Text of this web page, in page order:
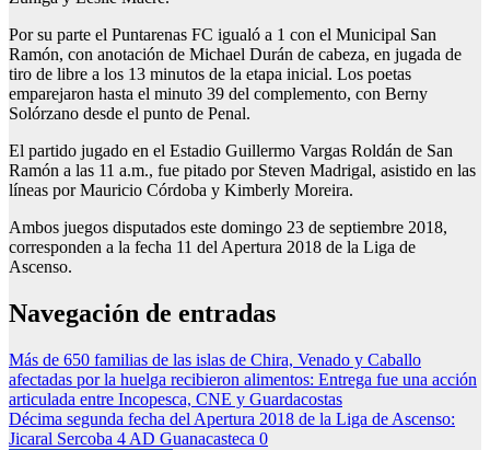
Por su parte el Puntarenas FC igualó a 1 con el Municipal San
Ramón, con anotación de Michael Durán de cabeza, en jugada de
tiro de libre a los 13 minutos de la etapa inicial. Los poetas
emparejaron hasta el minuto 39 del complemento, con Berny
Solórzano desde el punto de Penal.
El partido jugado en el Estadio Guillermo Vargas Roldán de San
Ramón a las 11 a.m., fue pitado por Steven Madrigal, asistido en las
líneas por Mauricio Córdoba y Kimberly Moreira.
Ambos juegos disputados este domingo 23 de septiembre 2018,
corresponden a la fecha 11 del Apertura 2018 de la Liga de
Ascenso.
Navegación de entradas
Más de 650 familias de las islas de Chira, Venado y Caballo
afectadas por la huelga recibieron alimentos: Entrega fue una acción
articulada entre Incopesca, CNE y Guardacostas
Décima segunda fecha del Apertura 2018 de la Liga de Ascenso:
Jicaral Sercoba 4 AD Guanacasteca 0